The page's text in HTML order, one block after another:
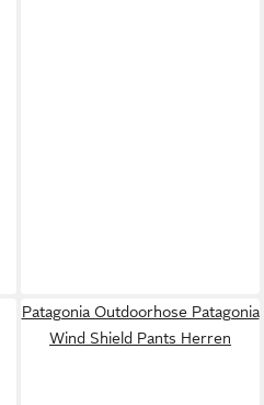
Patagonia Outdoorhose Patagonia
Wind Shield Pants Herren